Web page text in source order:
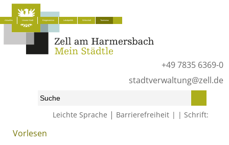
+49 7835 6369-0
stadtverwaltung@zell.de
Leichte Sprache | Barrierefreiheit Schrift:
Aktuelles Unsere Stadt Bürgerservice Lokalpolitik Wirtschaft Tourismus
Start» Tourismus» Dorfurlaub
Vorlesen